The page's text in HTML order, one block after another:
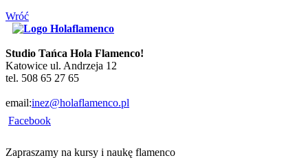
Wróć
Studio Tańca Hola Flamenco!
Katowice ul. Andrzeja 12
tel. 508 65 27 65
email:inez@holaflamenco.pl
Facebook
Zapraszamy na kursy i naukę flamenco